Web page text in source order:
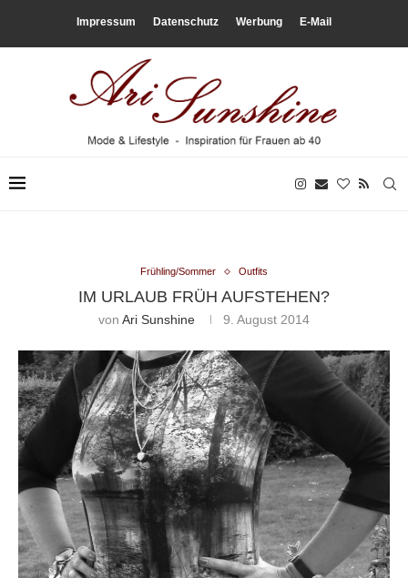
Impressum Datenschutz Werbung E-Mail
Frühling/Sommer Outfits
IM URLAUB FRÜH AUFSTEHEN?
von Ari Sunshine 9. August 2014